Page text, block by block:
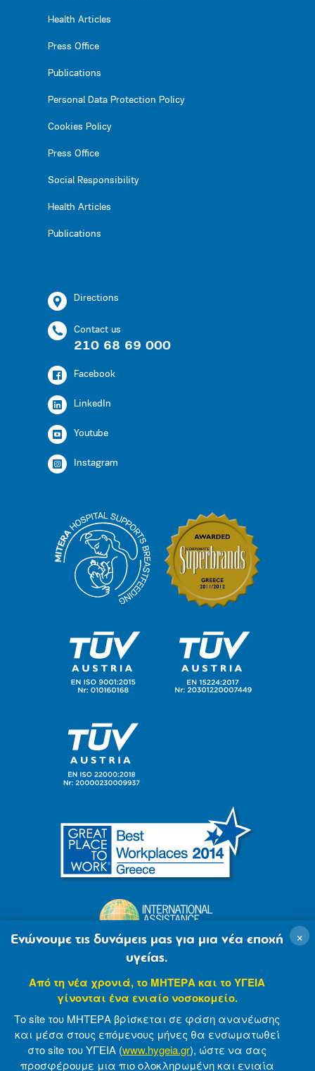
Health Articles
Press Office
Publications
Personal Data Protection Policy
Cookies Policy
Press Office
Social Responsibility
Health Articles
Publications
Directions
Contact us
210 68 69 000
Facebook
LinkedIn
Youtube
Instagram
© 2007-2021 MITERA S.A Privacy Policy
×
Ενώνουμε τις δυνάμεις μας για μια νέα εποχή
υγείας.
Από τη νέα χρονιά, το ΜΗΤΕΡΑ και το ΥΓΕΙΑ
γίνονται ένα ενιαίο νοσοκομείο.
Το site του ΜΗΤΕΡΑ βρίσκεται σε φάση ανανέωσης
και μέσα στους επόμενους μήνες θα ενσωματωθεί
στο site του ΥΓΕΙΑ (www.hygeia.gr), ώστε να σας
προσφέρουμε μια πιο ολοκληρωμένη και ενιαία